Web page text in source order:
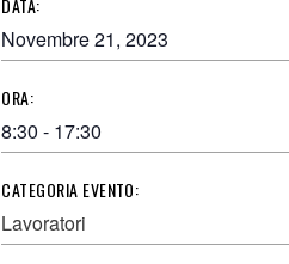
DATA:
Novembre 21, 2023
ORA:
8:30 - 17:30
CATEGORIA EVENTO:
Lavoratori